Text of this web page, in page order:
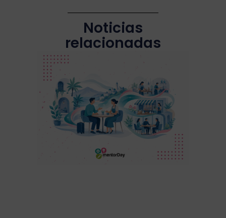
Noticias
relacionadas